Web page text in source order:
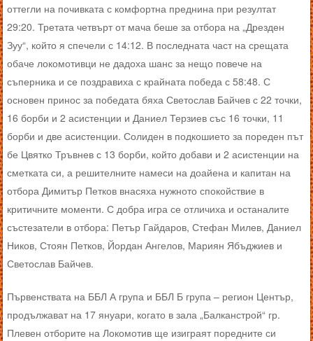
оттегли на почивката с комфортна преднина при резултат
29:20. Третата четвърт от мача беше за отбора на „Дрезден
Зуу“, който я спечели с 14:12. В последната част на срещата
обаче локомотивци не дадоха шанс за нещо повече на
съперника и се поздравиха с крайната победа с 58:48. С
основен принос за победата бяха Светослав Байчев с 22 точки,
16 борби и 2 асистенции и Даниел Терзиев със 16 точки, 11
борби и две асистенции. Солиден в подкошието за пореден път
бе Цвятко Тръвнев с 13 борби, който добави и 2 асистенции на
сметката си, а решителните намеси на доайена и капитан на
отбора Димитър Петков внасяха нужното спокойствие в
критичните моменти. С добра игра се отличиха и останалите
състезатели в отбора: Петър Гайдаров, Стефан Милев, Даниел
Ников, Стоян Петков, Йордан Ангелов, Мариян Ябъджиев и
Светослав Байчев.
Първенствата на ББЛ А група и ББЛ Б група – регион Център,
продължават на 17 януари, когато в зала „Балканстрой“ гр.
Плевен отборите на Локомотив ще изиграят поредните си